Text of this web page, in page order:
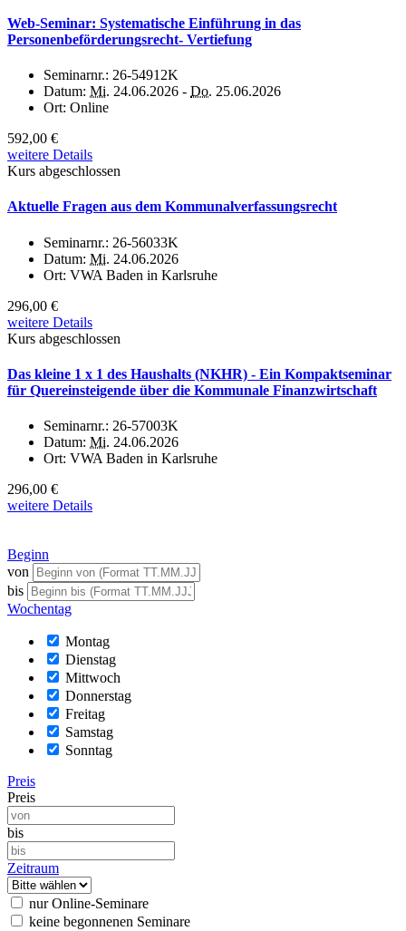
Web-Seminar: Systematische Einführung in das
Personenbeförderungsrecht- Vertiefung
Seminarnr.: 26-54912K
Datum: Mi. 24.06.2026 - Do. 25.06.2026
Ort: Online
592,00 €
weitere Details
Kurs abgeschlossen
Aktuelle Fragen aus dem Kommunalverfassungsrecht
Seminarnr.: 26-56033K
Datum: Mi. 24.06.2026
Ort: VWA Baden in Karlsruhe
296,00 €
weitere Details
Kurs abgeschlossen
Das kleine 1 x 1 des Haushalts (NKHR) - Ein Kompaktseminar
für Quereinsteigende über die Kommunale Finanzwirtschaft
Seminarnr.: 26-57003K
Datum: Mi. 24.06.2026
Ort: VWA Baden in Karlsruhe
296,00 €
weitere Details
Beginn
von
bis
Wochentag
Montag
Dienstag
Mittwoch
Donnerstag
Freitag
Samstag
Sonntag
Preis
Preis
bis
Zeitraum
nur Online-Seminare
keine begonnenen Seminare